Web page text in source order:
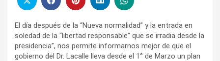
El día después de la “Nueva normalidad” y la entrada en
soledad de la “libertad responsable” que se irradia desde la
presidencia”, nos permite informarnos mejor de que el
gobierno del Dr. Lacalle lleva desde el 1° de Marzo un plan